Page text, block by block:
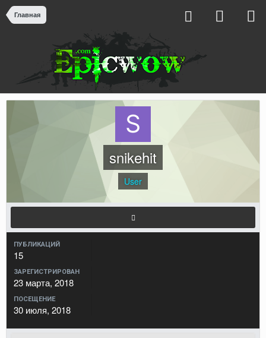
Главная
snikehit
User
ПУБЛИКАЦИЙ
15
ЗАРЕГИСТРИРОВАН
23 марта, 2018
ПОСЕЩЕНИЕ
30 июля, 2018